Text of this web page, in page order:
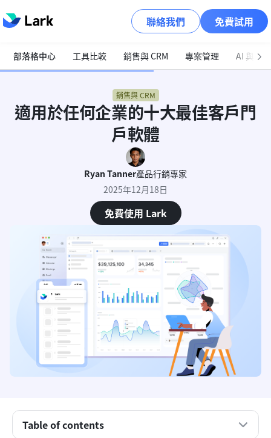
聯絡我們 免費試用
部落格中心 工具比較 銷售與 CRM 專案管理 AI 與自
銷售與 CRM
適用於任何企業的十大最佳客戶門
戶軟體
Ryan Tanner產品行銷專家
2025年12月18日
免費使用 Lark
Table of contents